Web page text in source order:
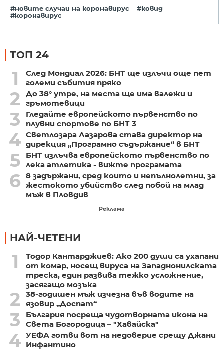
#новите случаи на коронавирус
#ковид
#коронавирус
ТОП 24
1
След Мондиал 2026: БНТ ще излъчи още пет
големи събития пряко
2
До 38° утре, на места ще има валежи и
гръмотевици
3
Гледайте европейското първенство по
плувни спортове по БНТ 3
4 Светлозара Лазарова става директор на
дирекция „Програмно съдържание“ в БНТ
5
БНТ излъчва европейското първенство по
лека атлетика - вижте програмата
6 8 задържани, сред които и непълнолетни, за
жестокото убийство след побой на млад
мъж в Пловдив
Реклама
НАЙ-ЧЕТЕНИ
1
Тодор Кантарджиев: Ако 200 души са ухапани
от комар, носещ вируса на Западнонилската
треска, един развива тежко усложнение,
засягащо мозъка
2
38-годишен мъж изчезна във водите на
язовир „Доспат“
3
България посреща чудотворната икона на
Света Богородица – "Хавайска"
4 УЕФА готви вот на недоверие срещу Джани
Инфантино